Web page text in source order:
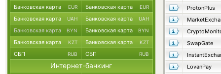
ProtonPlus
SwapGate
LovanPay
Банковская карта EUR Банковская карта EUR
Банковская карта UAH Банковская карта UAH
Банковская карта BYN Банковская карта BYN
Банковская карта KZT Банковская карта KZT
СБП RUB СБП RUB
Интернет-банкинг